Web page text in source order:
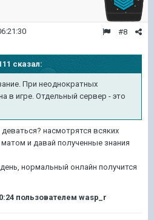
#8
сказал:
При неоднократных
в игре. Отдельный сервер - это
насмотрятся всяких
и давай полученные знания
нормальный онлайн получится
пользователем wasp_r